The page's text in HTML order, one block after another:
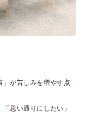
が苦しみを増やす点
思い通りにしたい」